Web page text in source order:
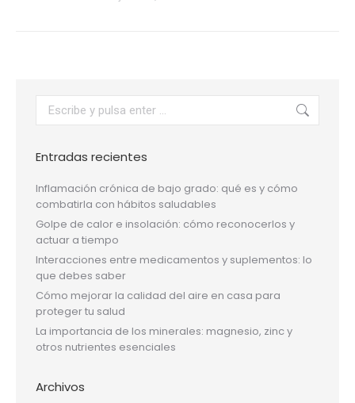
Buscar:
Entradas recientes
Inflamación crónica de bajo grado: qué es y cómo
combatirla con hábitos saludables
Golpe de calor e insolación: cómo reconocerlos y
actuar a tiempo
Interacciones entre medicamentos y suplementos: lo
que debes saber
Cómo mejorar la calidad del aire en casa para
proteger tu salud
La importancia de los minerales: magnesio, zinc y
otros nutrientes esenciales
Archivos